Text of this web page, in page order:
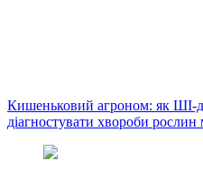
Кишеньковий агроном: як ШІ-
діагностувати хвороби рослин